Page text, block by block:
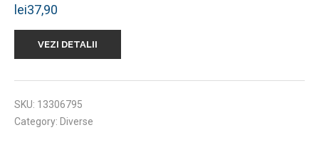
lei37,90
VEZI DETALII
SKU: 13306795
Category: Diverse